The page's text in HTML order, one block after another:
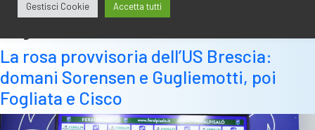
La rosa provvisoria dell’US Brescia:
domani Sorensen e Gugliemotti, poi
Fogliata e Cisco
Gestisci Cookie Accetta tutti